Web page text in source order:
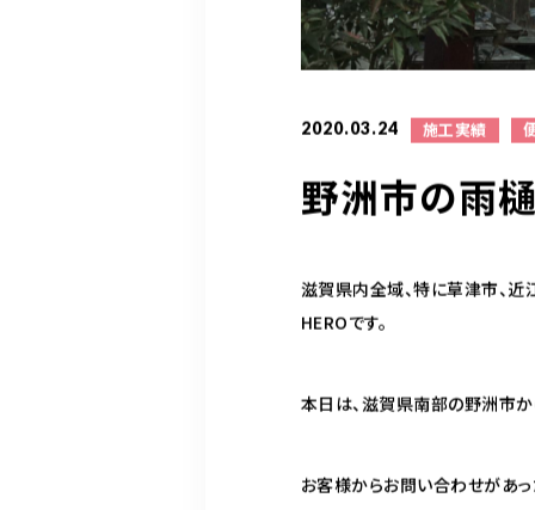
2020.03.24 施工実績
野洲市の雨樋
滋賀県内全域、特に草津市、
HEROです。
本日は、滋賀県南部の野洲市か
お客様からお問い合わせがあっ